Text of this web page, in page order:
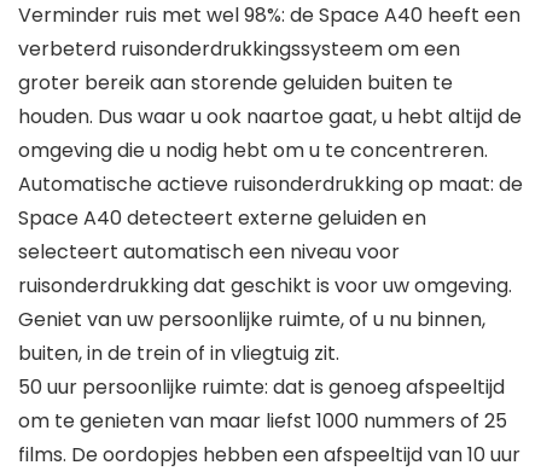
Verminder ruis met wel 98%: de Space A40 heeft een
verbeterd ruisonderdrukkingssysteem om een
groter bereik aan storende geluiden buiten te
houden. Dus waar u ook naartoe gaat, u hebt altijd de
omgeving die u nodig hebt om u te concentreren.
Automatische actieve ruisonderdrukking op maat: de
Space A40 detecteert externe geluiden en
selecteert automatisch een niveau voor
ruisonderdrukking dat geschikt is voor uw omgeving.
Geniet van uw persoonlijke ruimte, of u nu binnen,
buiten, in de trein of in vliegtuig zit.
50 uur persoonlijke ruimte: dat is genoeg afspeeltijd
om te genieten van maar liefst 1000 nummers of 25
films. De oordopjes hebben een afspeeltijd van 10 uur